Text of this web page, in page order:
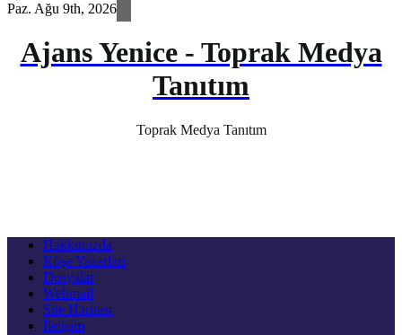
Paz. Ağu 9th, 2026
Ajans Yenice - Toprak Medya
Tanıtım
Toprak Medya Tanıtım
Hakkımızda
Köşe Yazarları
Dosyalar
Webmail
Site Haritası
İletişim